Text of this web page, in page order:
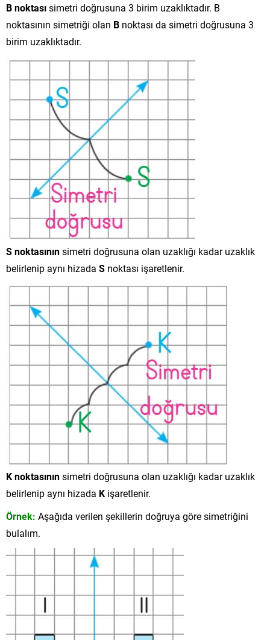
B noktasısimetri doğrusuna 3 birim uzaklıktadır. B
noktasının simetriği olan B noktası da simetri doğrusuna 3
birim uzaklıktadır.
S noktasınınsimetri doğrusuna olan uzaklığı kadar uzaklık
belirlenip aynı hizada S noktası işaretlenir.
K noktasınınsimetri doğrusuna olan uzaklığı kadar uzaklık
belirlenip aynı hizada K işaretlenir.
Örnek: Aşağıda verilen şekillerin doğruya göre simetriğini
bulalım.